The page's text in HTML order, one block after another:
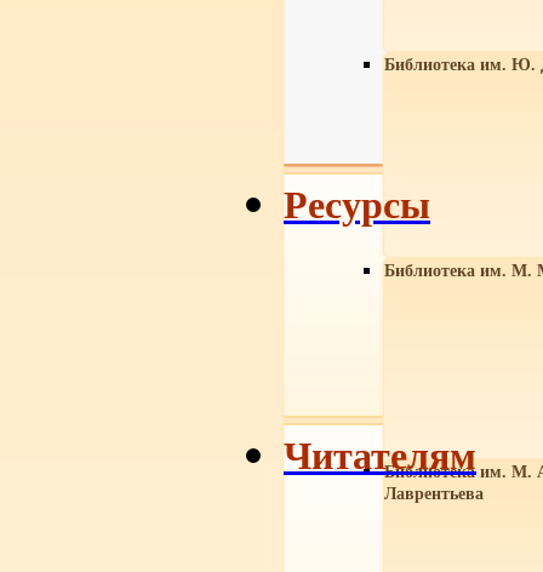
Библиотека им. Ю.
Библиотека им. М.
Библиотека им. М.
Лаврентьева
Ресурсы
Читателям